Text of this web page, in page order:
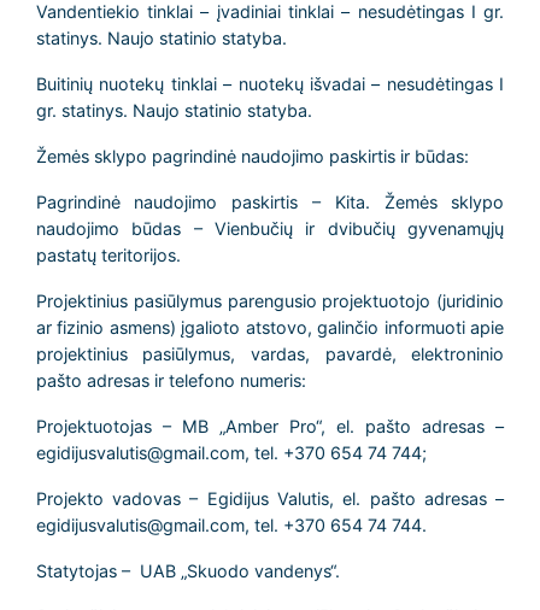
Vandentiekio tinklai – įvadiniai tinklai – nesudėtingas I gr.
statinys. Naujo statinio statyba.
Buitinių nuotekų tinklai – nuotekų išvadai – nesudėtingas I
gr. statinys. Naujo statinio statyba.
Žemės sklypo pagrindinė naudojimo paskirtis ir būdas:
Pagrindinė naudojimo paskirtis – Kita. Žemės sklypo
naudojimo būdas – Vienbučių ir dvibučių gyvenamųjų
pastatų teritorijos.
Projektinius pasiūlymus parengusio projektuotojo (juridinio
ar fizinio asmens) įgalioto atstovo, galinčio informuoti apie
projektinius pasiūlymus, vardas, pavardė, elektroninio
pašto adresas ir telefono numeris:
Projektuotojas – MB „Amber Pro“, el. pašto adresas –
egidijusvalutis@gmail.com, tel. +370 654 74 744;
Projekto vadovas – Egidijus Valutis, el. pašto adresas –
egidijusvalutis@gmail.com, tel. +370 654 74 744.
Statytojas – UAB „Skuodo vandenys“.